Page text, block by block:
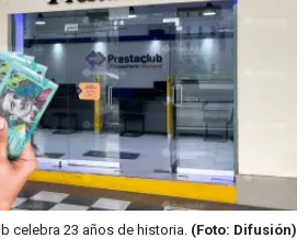
celebra 23 años de historia. (Foto: Difusión)